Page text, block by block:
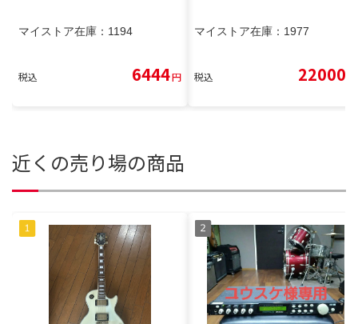
マイストア在庫： 1194
税込 6444円
マイストア在庫： 1977
税込 22000
近くの売り場の商品